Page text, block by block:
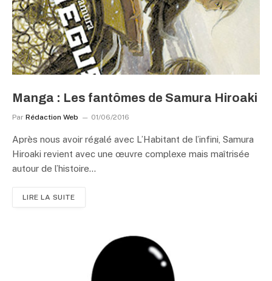
Manga : Les fantômes de Samura Hiroaki
Par Rédaction Web 01/06/2016
Après nous avoir régalé avec L’Habitant de l’infini, Samura
Hiroaki revient avec une œuvre complexe mais maîtrisée
autour de l’histoire…
LIRE LA SUITE